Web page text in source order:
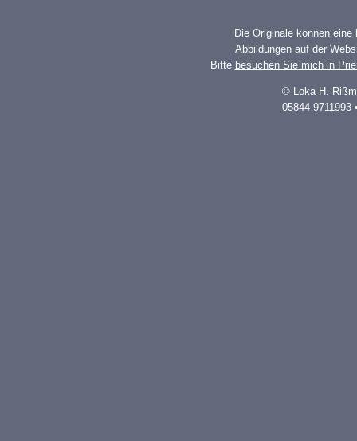
Die Originale können
Abbildungen auf der
Bitte besuchen Sie mich in
© Loka H.
05844 9711993